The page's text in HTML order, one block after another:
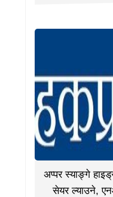
अप्पर स्याङ्गे
सेयर ल्याउने,